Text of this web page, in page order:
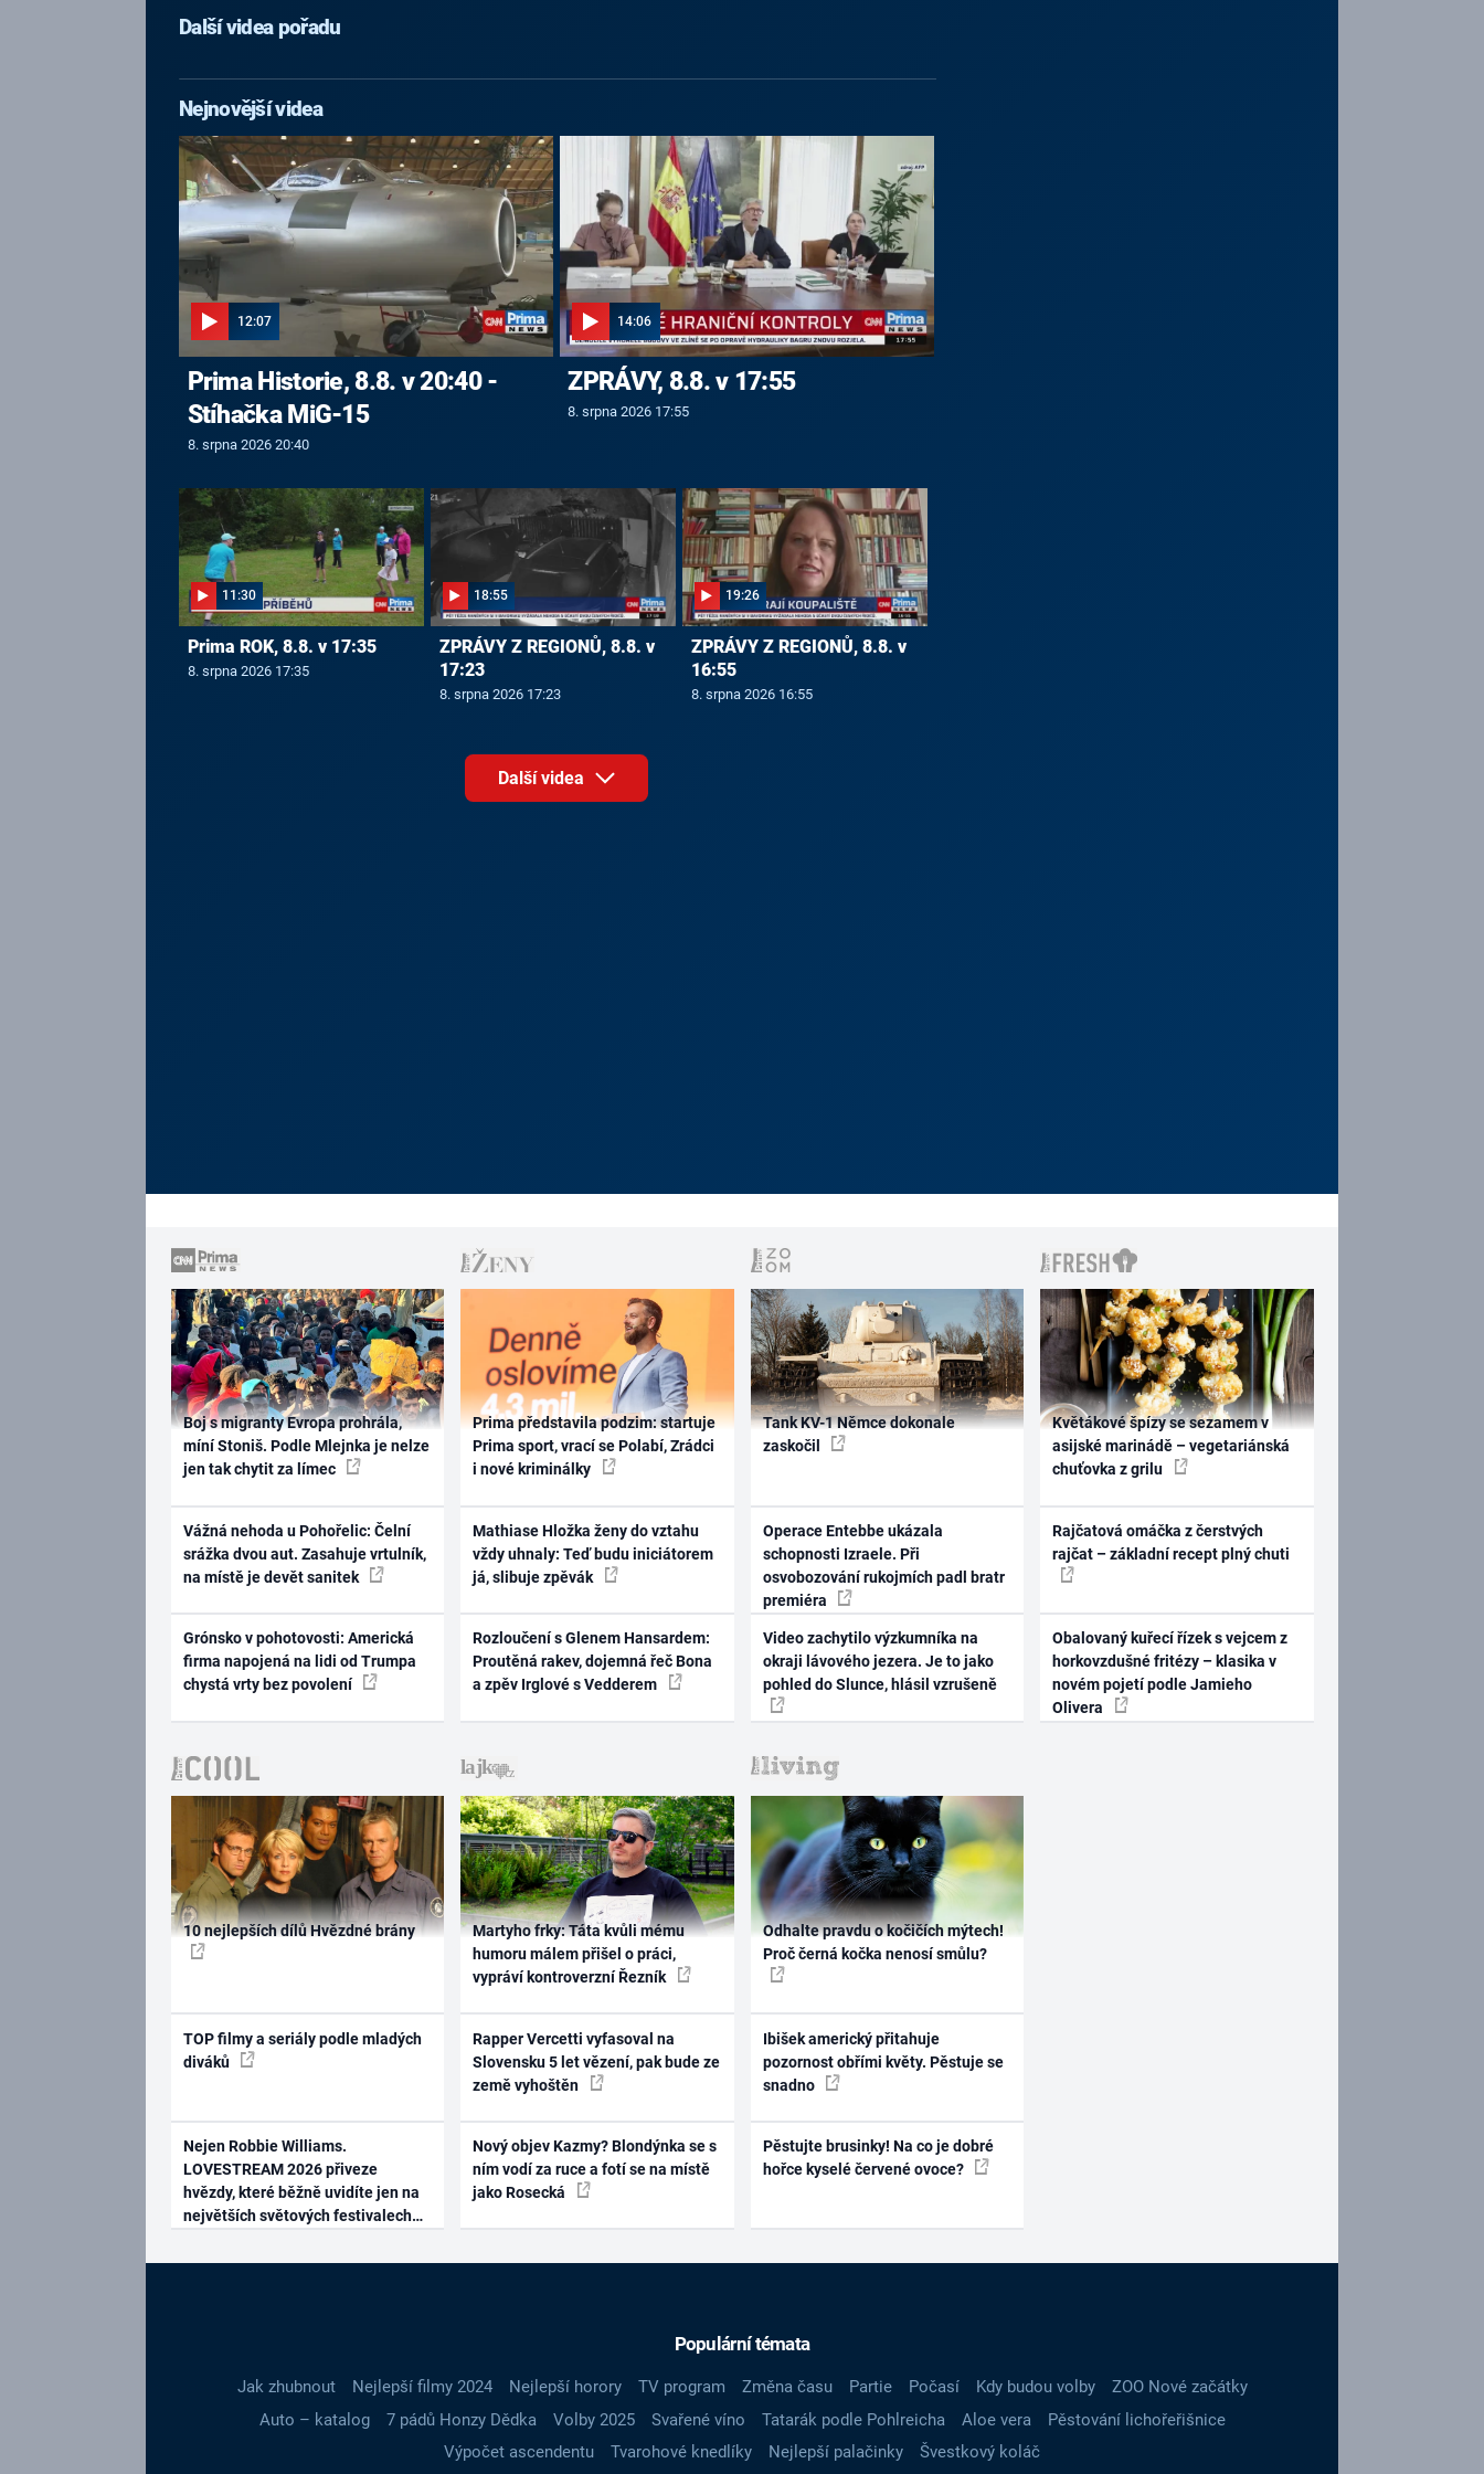
Další videa pořadu
Nejnovější videa
12:07
Prima Historie, 8.8. v 20:40 -
Stíhačka MiG-15
8. srpna 2026 20:40
14:06
ZPRÁVY, 8.8. v 17:55
8. srpna 2026 17:55
11:30
Prima ROK, 8.8. v 17:35
8. srpna 2026 17:35
18:55
ZPRÁVY Z REGIONŮ, 8.8. v
17:23
8. srpna 2026 17:23
19:26
ZPRÁVY Z REGIONŮ, 8.8. v
16:55
8. srpna 2026 16:55
Další videa
Boj s migranty Evropa prohrála,
míní Stoniš. Podle Mlejnka je nelze
jen tak chytit za límec
Vážná nehoda u Pohořelic: Čelní
srážka dvou aut. Zasahuje vrtulník,
na místě je devět sanitek
Grónsko v pohotovosti: Americká
firma napojená na lidi od Trumpa
chystá vrty bez povolení
Prima představila podzim: startuje
Prima sport, vrací se Polabí, Zrádci
i nové kriminálky
Mathiase Hložka ženy do vztahu
vždy uhnaly: Teď budu iniciátorem
já, slibuje zpěvák
Rozloučení s Glenem Hansardem:
Proutěná rakev, dojemná řeč Bona
a zpěv Irglové s Vedderem
Tank KV-1 Němce dokonale
zaskočil
Operace Entebbe ukázala
schopnosti Izraele. Při
osvobozování rukojmích padl bratr
premiéra
Video zachytilo výzkumníka na
okraji lávového jezera. Je to jako
pohled do Slunce, hlásil vzrušeně
Květákové špízy se sezamem v
asijské marinádě – vegetariánská
chuťovka z grilu
Rajčatová omáčka z čerstvých
rajčat – základní recept plný chuti
Obalovaný kuřecí řízek s vejcem z
horkovzdušné fritézy – klasika v
novém pojetí podle Jamieho
Olivera
10 nejlepších dílů Hvězdné brány
TOP filmy a seriály podle mladých
diváků
Nejen Robbie Williams.
LOVESTREAM 2026 přiveze
hvězdy, které běžně uvidíte jen na
největších světových festivalech
Martyho frky: Táta kvůli mému
humoru málem přišel o práci,
vypráví kontroverzní Řezník
Rapper Vercetti vyfasoval na
Slovensku 5 let vězení, pak bude ze
země vyhoštěn
Nový objev Kazmy? Blondýnka se s
ním vodí za ruce a fotí se na místě
jako Rosecká
Odhalte pravdu o kočičích mýtech!
Proč černá kočka nenosí smůlu?
Ibišek americký přitahuje
pozornost obřími květy. Pěstuje se
snadno
Pěstujte brusinky! Na co je dobré
hořce kyselé červené ovoce?
Populární témata
Jak zhubnout Nejlepší filmy 2024 Nejlepší horory TV program Změna času Partie Počasí Kdy budou volby
ZOO Nové začátky
Auto – katalog
7 pádů Honzy Dědka Volby 2025 Svařené víno Tatarák podle Pohlreicha Aloe vera
Pěstování lichořeřišnice
Výpočet ascendentu
Tvarohové knedlíky Nejlepší palačinky Švestkový koláč